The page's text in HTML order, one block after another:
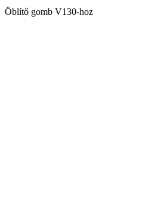
Öblítő gomb V130-hoz